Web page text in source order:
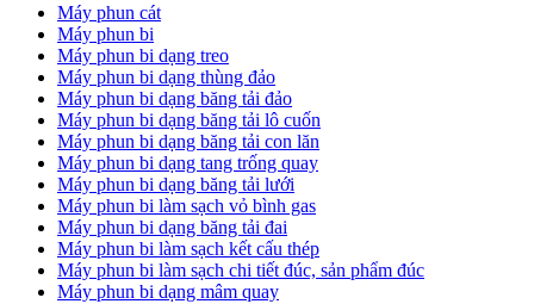
Máy phun cát
Máy phun bi
Máy phun bi dạng treo
Máy phun bi dạng thùng đảo
Máy phun bi dạng băng tải đảo
Máy phun bi dạng băng tải lô cuốn
Máy phun bi dạng băng tải con lăn
Máy phun bi dạng tang trống quay
Máy phun bi dạng băng tải lưới
Máy phun bi làm sạch vỏ bình gas
Máy phun bi dạng băng tải đai
Máy phun bi làm sạch kết cấu thép
Máy phun bi làm sạch chi tiết đúc, sản phẩm đúc
Máy phun bi dạng mâm quay